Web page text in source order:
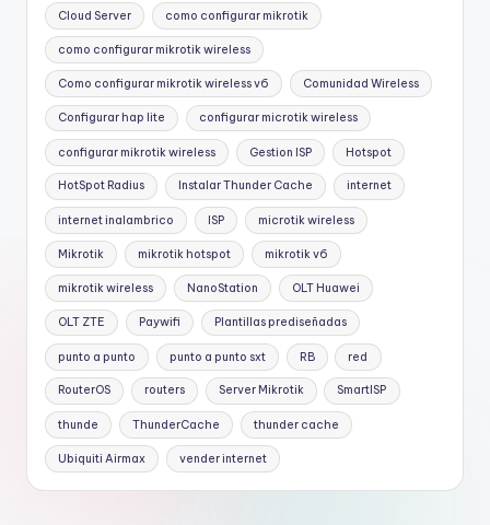
Cloud Server como configurar mikrotik
como configurar mikrotik wireless
Como configurar mikrotik wireless v6 Comunidad Wireless
Configurar hap lite configurar microtik wireless
configurar mikrotik wireless Gestion ISP Hotspot
HotSpot Radius Instalar Thunder Cache internet
internet inalambrico ISP microtik wireless
Mikrotik mikrotik hotspot mikrotik v6
mikrotik wireless NanoStation OLT Huawei
OLT ZTE Paywifi Plantillas prediseñadas
punto a punto punto a punto sxt RB red
RouterOS routers Server Mikrotik SmartISP
thunde ThunderCache thunder cache
Ubiquiti Airmax vender internet